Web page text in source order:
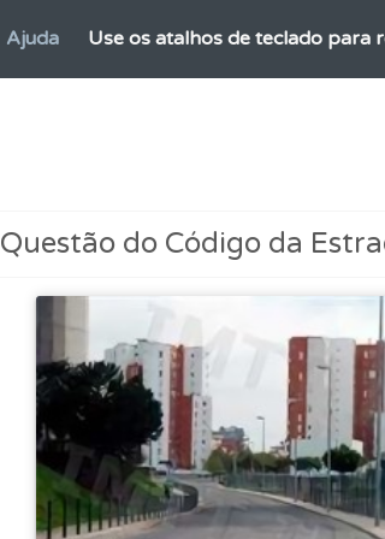
Ajuda Use os atalhos de teclado para
Biblioteca Consulte a biblioteca para
Perfil Veja as questões que errou no
Perfil Saiba no seu perfil se já está
Questão do Código da